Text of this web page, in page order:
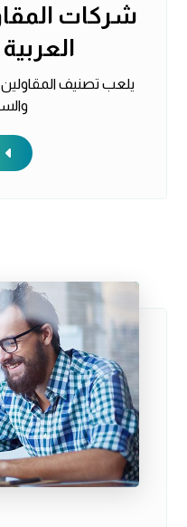
شركات
يلعب تصنيف